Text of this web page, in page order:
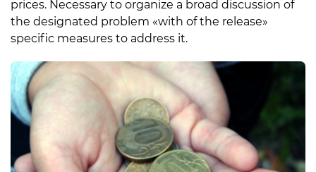
prices. Necessary to organize a broad discussion of
the designated problem «with of the release»
specific measures to address it.